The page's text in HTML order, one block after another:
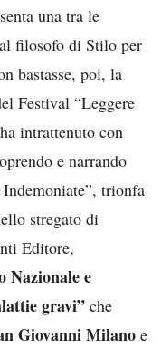
una tra le
filosofo di Stilo per
bastasse, poi, la
Festival “Leggere
intrattenuto con
e narrando
trionfa
stregato di
Editore,
Nazionale e
gravi” che
Giovanni Milano e